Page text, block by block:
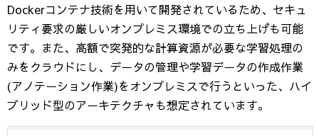
Dockerコンテナ技術を用いて開発されているため、セキュ
リティ要求の厳しいオンプレミス環境での立ち上げも可能
です。また、高額で突発的な計算資源が必要な学習処理の
みをクラウドにし、データの管理や学習データの作成作業
(アノテーション作業)をオンプレミスで行うといった、ハイ
ブリッド型のアーキテクチャも想定されています。